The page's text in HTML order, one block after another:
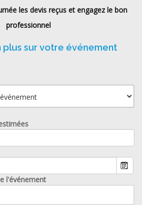
les devis reçus et engagez le bon
professionnel
plus sur votre événement
l'événement